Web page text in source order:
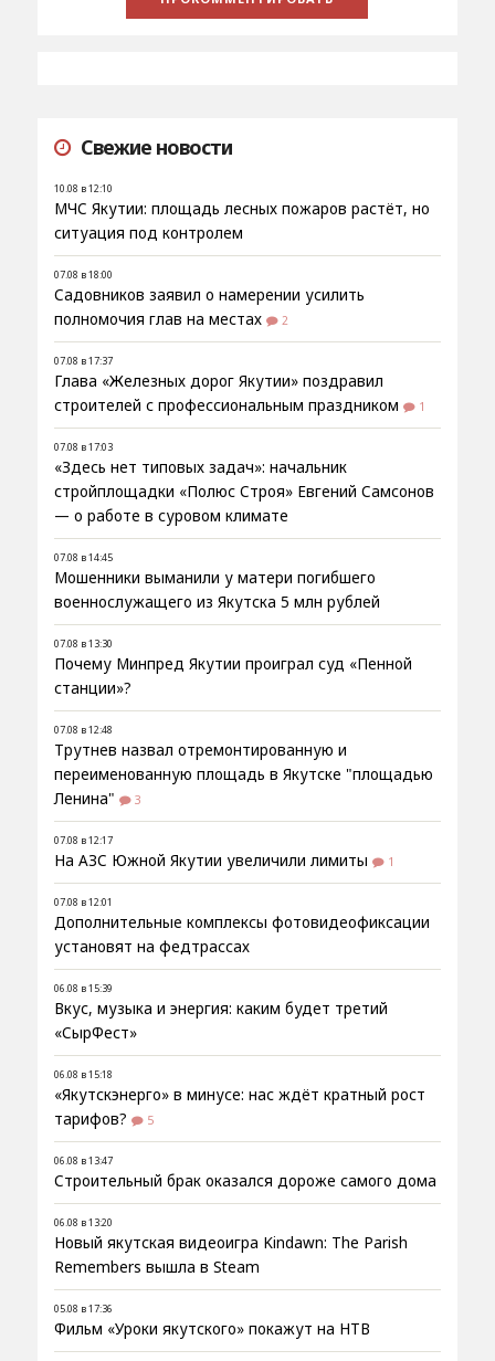
Свежие новости
10.08 в 12:10
МЧС Якутии: площадь лесных пожаров растёт, но
ситуация под контролем
07.08 в 18:00
Садовников заявил о намерении усилить
полномочия глав на местах
2
07.08 в 17:37
Глава «Железных дорог Якутии» поздравил
строителей с профессиональным праздником
1
07.08 в 17:03
«Здесь нет типовых задач»: начальник
стройплощадки «Полюс Строя» Евгений Самсонов
— о работе в суровом климате
07.08 в 14:45
Мошенники выманили у матери погибшего
военнослужащего из Якутска 5 млн рублей
07.08 в 13:30
Почему Минпред Якутии проиграл суд «Пенной
станции»?
07.08 в 12:48
Трутнев назвал отремонтированную и
переименованную площадь в Якутске "площадью
Ленина"
3
07.08 в 12:17
На АЗС Южной Якутии увеличили лимиты 1
07.08 в 12:01
Дополнительные комплексы фотовидеофиксации
установят на федтрассах
06.08 в 15:39
Вкус, музыка и энергия: каким будет третий
«СырФест»
06.08 в 15:18
«Якутскэнерго» в минусе: нас ждёт кратный рост
тарифов?
5
06.08 в 13:47
Строительный брак оказался дороже самого дома
06.08 в 13:20
Новый якутская видеоигра Kindawn: The Parish
Remembers вышла в Steam
05.08 в 17:36
Фильм «Уроки якутского» покажут на НТВ